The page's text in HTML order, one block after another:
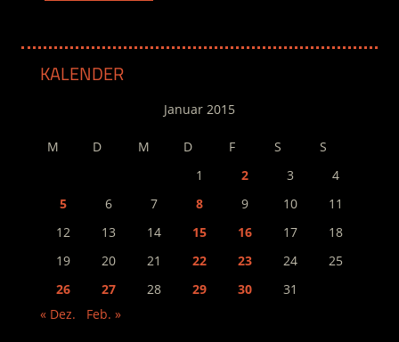
KALENDER
Januar 2015
M D M D F S
S
1
2 3
4
5
6 7 8 9 10
11
12
13 14 15 16 17
18
19
20 21 22 23 24
25
26
27 28 29 30
31
« Dez.
Feb. »